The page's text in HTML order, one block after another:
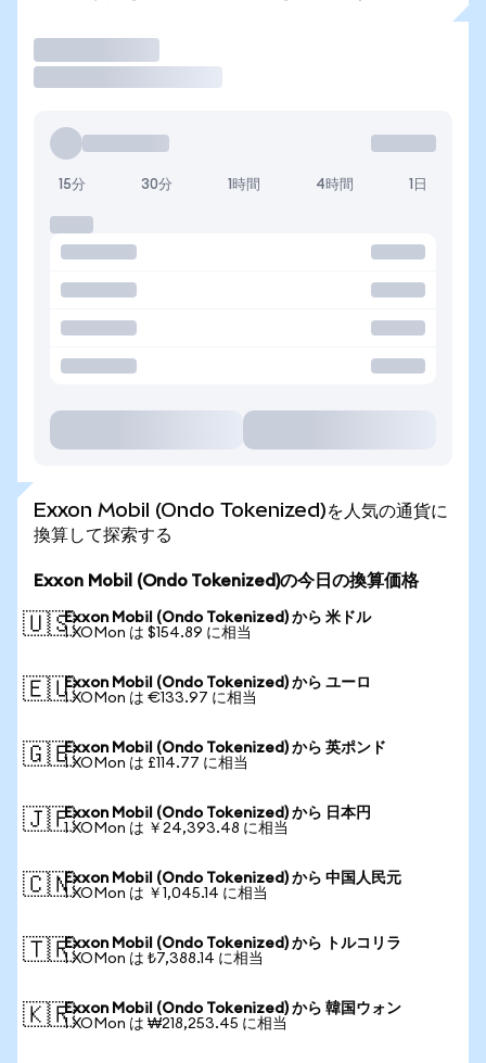
15分 30分 1時間 4時間 1日
Exxon Mobil (Ondo Tokenized)を人気の通貨に
換算して探索する
Exxon Mobil (Ondo Tokenized)の今日の換算価格
🇺🇸Exxon Mobil (Ondo Tokenized) から 米ドル
1 XOMon は $154.89 に相当
🇪🇺Exxon Mobil (Ondo Tokenized) から ユーロ
1 XOMon は €133.97 に相当
🇬🇧Exxon Mobil (Ondo Tokenized) から 英ポンド
1 XOMon は £114.77 に相当
🇯🇵Exxon Mobil (Ondo Tokenized) から 日本円
1 XOMon は ￥24,393.48 に相当
🇨🇳Exxon Mobil (Ondo Tokenized) から 中国人民元
1 XOMon は ￥1,045.14 に相当
🇹🇷Exxon Mobil (Ondo Tokenized) から トルコリラ
1 XOMon は ₺7,388.14 に相当
🇰🇷Exxon Mobil (Ondo Tokenized) から 韓国ウォン
1 XOMon は ₩218,253.45 に相当